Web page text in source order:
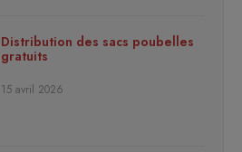
Distribution des sacs poubelles
gratuits
15 avril 2026